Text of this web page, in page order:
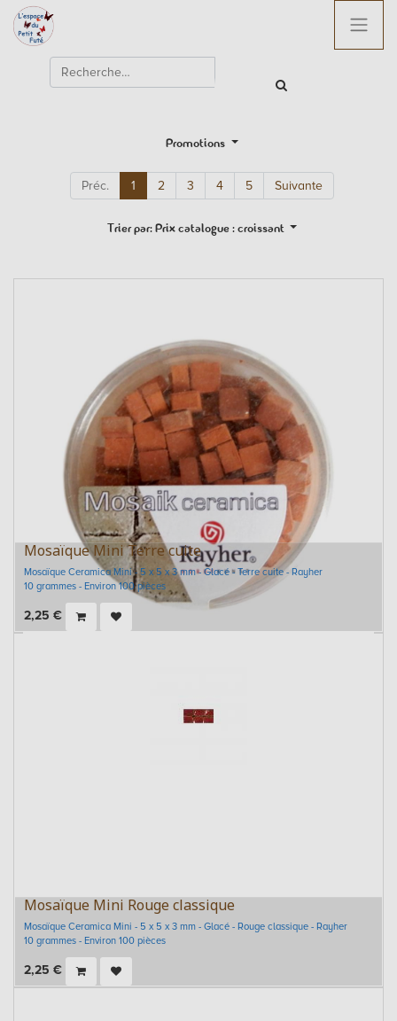
Promotions
Préc. 1 2 3 4 5 Suivante
Trier par: Prix catalogue : croissant
Mosaïque Mini Terre cuite
Mosaïque Ceramica Mini - 5 x 5 x 3 mm - Glacé - Terre cuite - Rayher
10 grammes - Environ 100 pièces
2,25 €
Mosaïque Mini Rouge classique
Mosaïque Ceramica Mini - 5 x 5 x 3 mm - Glacé - Rouge classique - Rayher
10 grammes - Environ 100 pièces
2,25 €